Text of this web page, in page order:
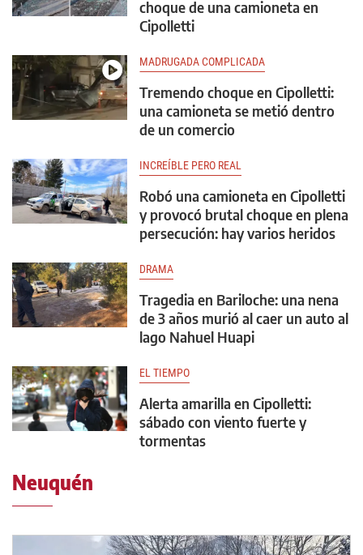
choque de una camioneta en
Cipolletti
MADRUGADA COMPLICADA
Tremendo choque en Cipolletti:
una camioneta se metió dentro
de un comercio
INCREÍBLE PERO REAL
Robó una camioneta en Cipolletti
y provocó brutal choque en plena
persecución: hay varios heridos
DRAMA
Tragedia en Bariloche: una nena
de 3 años murió al caer un auto al
lago Nahuel Huapi
EL TIEMPO
Alerta amarilla en Cipolletti:
sábado con viento fuerte y
tormentas
Neuquén